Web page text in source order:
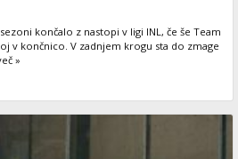
končalo z nastopi v ligi INL, če še Team
v končnico. V zadnjem krogu sta do zmage
»